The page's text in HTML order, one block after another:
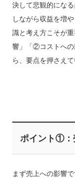
決して悲観的にな
しながら収益を増
識と考え方こそが
響」「②コストへ
ら、要点を押さえて
ポイント①：
まず売上への影響